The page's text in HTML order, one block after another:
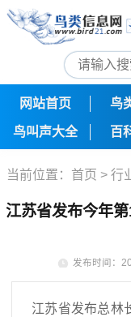
网站首页 鸟
鸟叫声大全 百
当前位置： 首页 > 行
江苏省发布今年
发布时间：
江苏省发布总林